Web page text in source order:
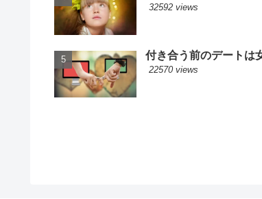
32592 views
付き合う前のデートは
22570 views